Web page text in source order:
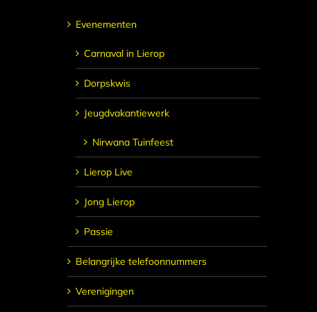
Evenementen
Carnaval in Lierop
Dorpskwis
Jeugdvakantiewerk
Nirwana Tuinfeest
Lierop Live
Jong Lierop
Passie
Belangrijke telefoonnummers
Verenigingen